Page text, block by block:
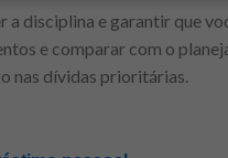
disciplina e garantir que
e comparar com o
nas dívidas prioritárias.